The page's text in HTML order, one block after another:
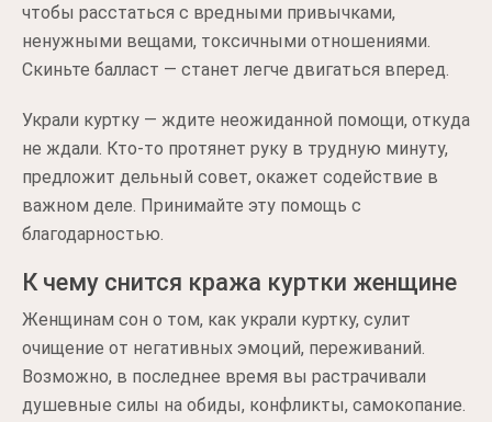
чтобы расстаться с вредными привычками,
ненужными вещами, токсичными отношениями.
Скиньте балласт — станет легче двигаться вперед.
Украли куртку — ждите неожиданной помощи, откуда
не ждали. Кто-то протянет руку в трудную минуту,
предложит дельный совет, окажет содействие в
важном деле. Принимайте эту помощь с
благодарностью.
К чему снится кража куртки женщине
Женщинам сон о том, как украли куртку, сулит
очищение от негативных эмоций, переживаний.
Возможно, в последнее время вы растрачивали
душевные силы на обиды, конфликты, самокопание.